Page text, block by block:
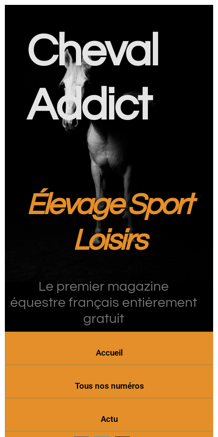
Cheval
Addict
Élevage Sport
Loisirs
Le premier magazine
équestre français entièrement
gratuit
Accueil
Tous nos numéros
Actu